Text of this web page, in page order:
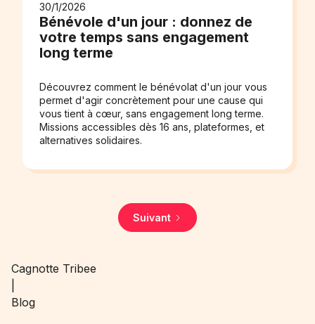
30/1/2026
Bénévole d'un jour : donnez de
votre temps sans engagement
long terme
Découvrez comment le bénévolat d'un jour vous
permet d'agir concrètement pour une cause qui
vous tient à cœur, sans engagement long terme.
Missions accessibles dès 16 ans, plateformes, et
alternatives solidaires.
Suivant
Cagnotte Tribee
Blog